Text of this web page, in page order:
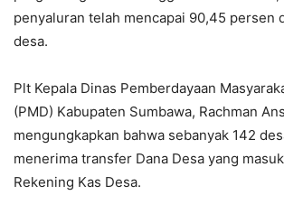
penyaluran telah mencapai 90,45 persen
desa.
Plt Kepala Dinas Pemberdayaan
(PMD) Kabupaten Sumbawa, Rachman
mengungkapkan bahwa sebanyak 142
menerima transfer Dana Desa yang
Rekening Kas Desa.